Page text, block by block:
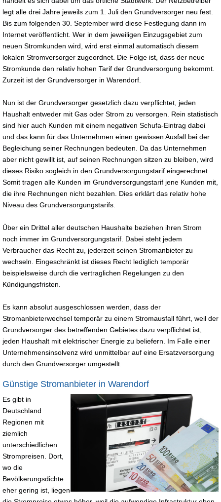
legt alle drei Jahre jeweils zum 1. Juli den Grundversorger neu fest.
Bis zum folgenden 30. September wird diese Festlegung dann im
Internet veröffentlicht. Wer in dem jeweiligen Einzugsgebiet zum
neuen Stromkunden wird, wird erst einmal automatisch diesem
lokalen Stromversorger zugeordnet. Die Folge ist, dass der neue
Stromkunde den relativ hohen Tarif der Grundversorgung bekommt.
Zurzeit ist der Grundversorger in Warendorf.
Nun ist der Grundversorger gesetzlich dazu verpflichtet, jeden
Haushalt entweder mit Gas oder Strom zu versorgen. Rein statistisch
sind hier auch Kunden mit einem negativen Schufa-Eintrag dabei
und das kann für das Unternehmen einen gewissen Ausfall bei der
Begleichung seiner Rechnungen bedeuten. Da das Unternehmen
aber nicht gewillt ist, auf seinen Rechnungen sitzen zu bleiben, wird
dieses Risiko sogleich in den Grundversorgungstarif eingerechnet.
Somit tragen alle Kunden im Grundversorgungstarif jene Kunden mit,
die ihre Rechnungen nicht bezahlen. Dies erklärt das relativ hohe
Niveau des Grundversorgungstarifs.
Über ein Drittel aller deutschen Haushalte beziehen ihren Strom
noch immer im Grundversorgungstarif. Dabei steht jedem
Verbraucher das Recht zu, jederzeit seinen Stromanbieter zu
wechseln. Eingeschränkt ist dieses Recht lediglich temporär
beispielsweise durch die vertraglichen Regelungen zu den
Kündigungsfristen.
Es kann absolut ausgeschlossen werden, dass der
Stromanbieterwechsel temporär zu einem Stromausfall führt, weil der
Grundversorger des betreffenden Gebietes dazu verpflichtet ist,
jeden Haushalt mit elektrischer Energie zu beliefern. Im Falle einer
Unternehmensinsolvenz wird unmittelbar auf eine Ersatzversorgung
durch den Grundversorger umgestellt.
Günstige Stromanbieter in Warendorf
Es gibt in
Deutschland
Regionen mit
ziemlich
unterschiedlichen
Strompreisen. Dort,
wo die
Bevölkerungsdichte
eher gering ist, liegen